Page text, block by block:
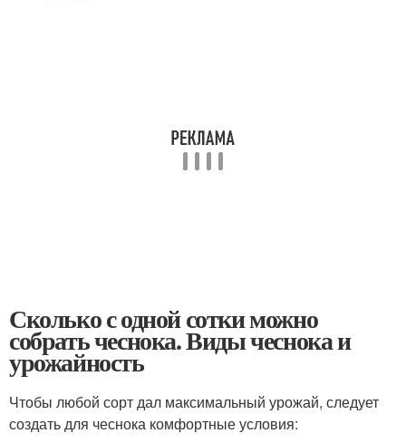
Сколько с одной сотки можно
собрать чеснока. Виды чеснока и
урожайность
Чтобы любой сорт дал максимальный урожай, следует
создать для чеснока комфортные условия: